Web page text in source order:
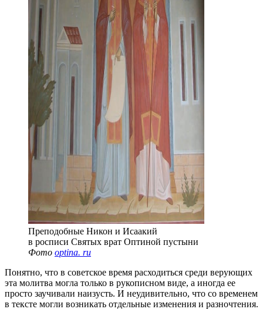
Преподобные Никон и Исаакий
в росписи Святых врат Оптиной пустыни
Фото optina. ru
Понятно, что в советское время расходиться среди верующих
эта молитва могла только в рукописном виде, а иногда ее
просто заучивали наизусть. И неудивительно, что со временем
в тексте могли возникать отдельные изменения и разночтения.